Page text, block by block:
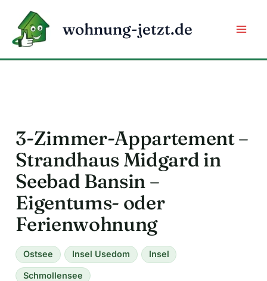
Inhalt
springen
wohnung-jetzt.de
3-Zimmer-Appartement –
Strandhaus Midgard in
Seebad Bansin –
Eigentums- oder
Ferienwohnung
Ostsee Insel Usedom Insel
Schmollensee